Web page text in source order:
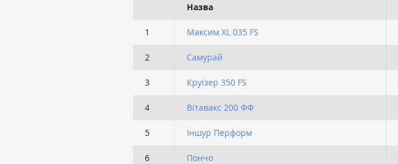
Назва
1 Максим XL 035 FS
2 Самурай
3 Круїзер 350 FS
4 Вітавакс 200 ФФ
5 Іншур Перформ
6 Пончо